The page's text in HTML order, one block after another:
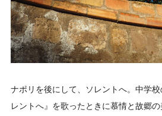
ナポリを後にして、ソレントへ。中学
レントへ』を歌ったときに慕情と故郷